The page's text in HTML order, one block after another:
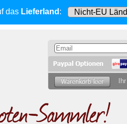
das Lieferland :